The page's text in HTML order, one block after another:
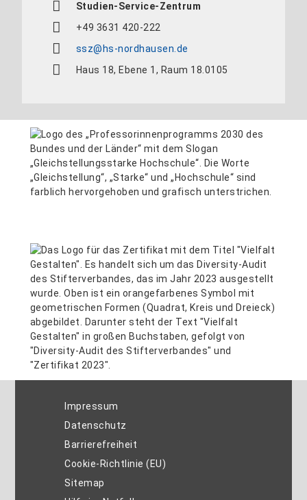
Studien-Service-Zentrum
+49 3631 420-222
ssz@hs-nordhausen.de
Haus 18, Ebene 1, Raum 18.0105
Impressum
Datenschutz
Barrierefreiheit
Cookie-Richtlinie (EU)
Sitemap